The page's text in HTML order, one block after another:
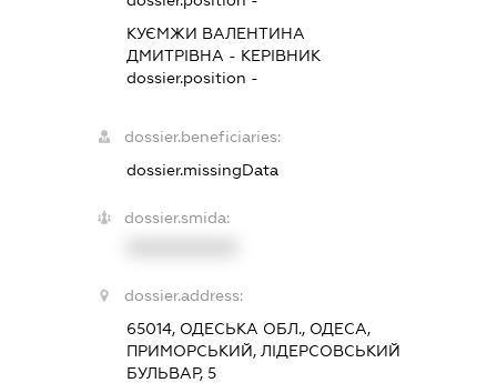
КУЄМЖИ ВАЛЕНТИНА
ДМИТРІВНА - КЕРІВНИК
dossier.position -
dossier.beneficiaries:
dossier.missingData
dossier.smida:
dossier.address:
65014, ОДЕСЬКА ОБЛ., ОДЕСА,
ПРИМОРСЬКИЙ, ЛІДЕРСОВСЬКИЙ
БУЛЬВАР, 5